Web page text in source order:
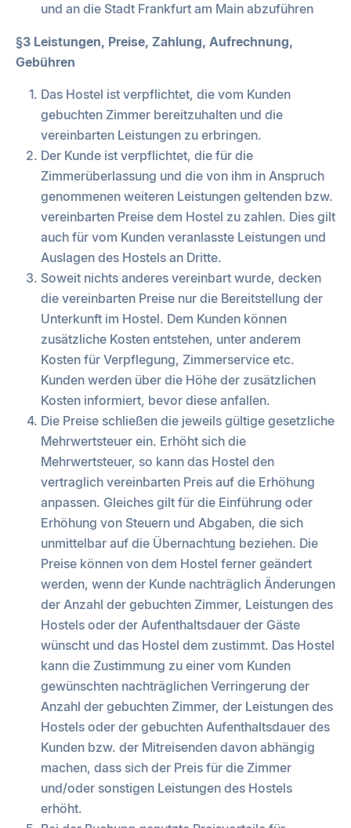
und an die Stadt Frankfurt am Main abzuführen
§3 Leistungen, Preise, Zahlung, Aufrechnung,
Gebühren
Das Hostel ist verpflichtet, die vom Kunden
gebuchten Zimmer bereitzuhalten und die
vereinbarten Leistungen zu erbringen.
Der Kunde ist verpflichtet, die für die
Zimmerüberlassung und die von ihm in Anspruch
genommenen weiteren Leistungen geltenden bzw.
vereinbarten Preise dem Hostel zu zahlen. Dies gilt
auch für vom Kunden veranlasste Leistungen und
Auslagen des Hostels an Dritte.
Soweit nichts anderes vereinbart wurde, decken
die vereinbarten Preise nur die Bereitstellung der
Unterkunft im Hostel. Dem Kunden können
zusätzliche Kosten entstehen, unter anderem
Kosten für Verpflegung, Zimmerservice etc.
Kunden werden über die Höhe der zusätzlichen
Kosten informiert, bevor diese anfallen.
Die Preise schließen die jeweils gültige gesetzliche
Mehrwertsteuer ein. Erhöht sich die
Mehrwertsteuer, so kann das Hostel den
vertraglich vereinbarten Preis auf die Erhöhung
anpassen. Gleiches gilt für die Einführung oder
Erhöhung von Steuern und Abgaben, die sich
unmittelbar auf die Übernachtung beziehen. Die
Preise können von dem Hostel ferner geändert
werden, wenn der Kunde nachträglich Änderungen
der Anzahl der gebuchten Zimmer, Leistungen des
Hostels oder der Aufenthaltsdauer der Gäste
wünscht und das Hostel dem zustimmt. Das Hostel
kann die Zustimmung zu einer vom Kunden
gewünschten nachträglichen Verringerung der
Anzahl der gebuchten Zimmer, der Leistungen des
Hostels oder der gebuchten Aufenthaltsdauer des
Kunden bzw. der Mitreisenden davon abhängig
machen, dass sich der Preis für die Zimmer
und/oder sonstigen Leistungen des Hostels
erhöht.